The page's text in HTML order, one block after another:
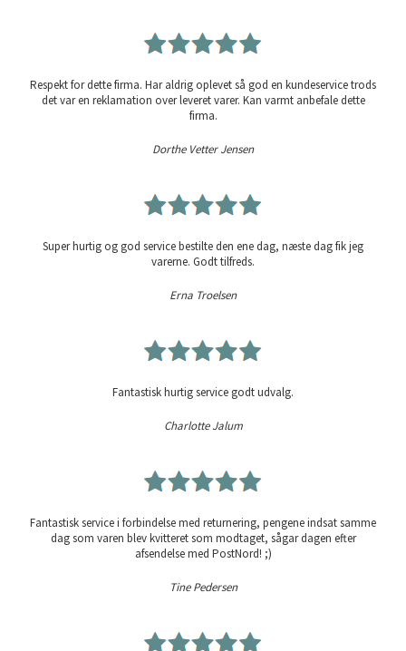
Respekt for dette firma. Har aldrig oplevet så god en kundeservice trods
det var en reklamation over leveret varer. Kan varmt anbefale dette
firma.
Dorthe Vetter Jensen
Super hurtig og god service bestilte den ene dag, næste dag fik jeg
varerne. Godt tilfreds.
Erna Troelsen
Fantastisk hurtig service godt udvalg.
Charlotte Jalum
Fantastisk service i forbindelse med returnering, pengene indsat samme
dag som varen blev kvitteret som modtaget, sågar dagen efter
afsendelse med PostNord! ;)
Tine Pedersen